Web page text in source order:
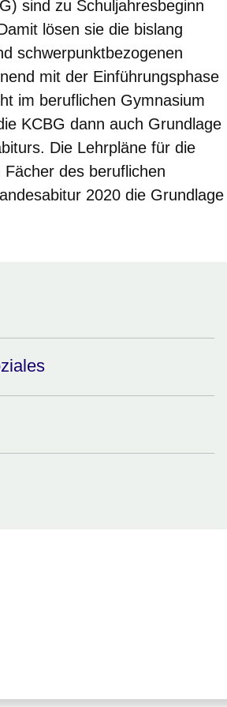
sind zu Schuljahresbeginn
lösen sie die bislang
schwerpunktbezogenen
mit der Einführungsphase
im beruflichen Gymnasium
KCBG dann auch Grundlage
Die Lehrpläne für die
des beruflichen
2020 die Grundlage